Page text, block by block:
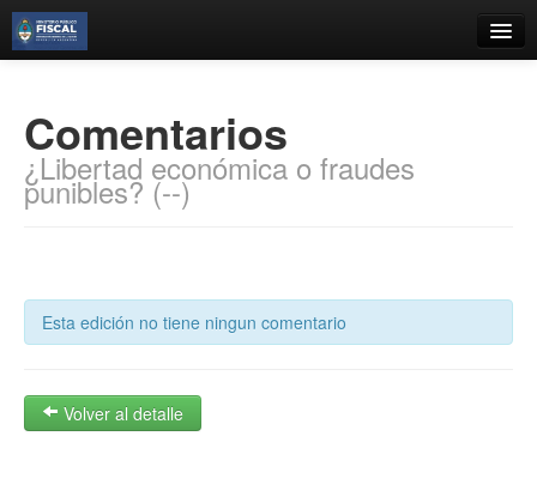
Búsqueda Avanzada
Estantes Virtuales
Contacto
Iniciar sesión
Comentarios
¿Libertad económica o fraudes
punibles? (--)
Esta edición no tiene ningun comentario
Volver al detalle